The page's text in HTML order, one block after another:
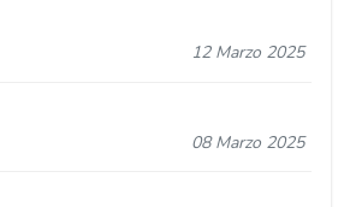
12 Marzo 2025
08 Marzo 2025